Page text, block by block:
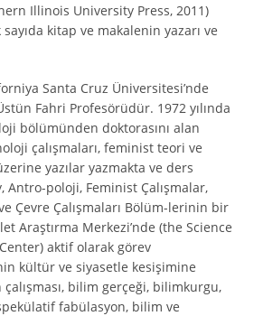
Illinois University Press, 2011)
kitap ve makalenin yazarı ve
Santa Cruz Üniversitesi’nde
Fahri Profesörüdür. 1972 yılında
bölümünden doktorasını alan
çalışmaları, feminist teori ve
yazılar yazmakta ve ders
Antro-poloji, Feminist Çalışmalar,
Çevre Çalışmaları Bölüm-lerinin bir
Araştırma Merkezi’nde (the Science
aktif olarak görev
kültür ve siyasetle kesişimine
çalışması, bilim gerçeği, bilimkurgu,
fabülasyon, bilim ve